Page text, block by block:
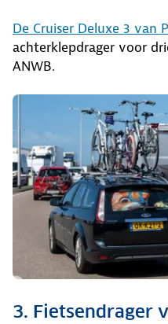
De Cruiser Deluxe 3 van
achterklepdrager voor
ANWB.
3. Fietsendrager